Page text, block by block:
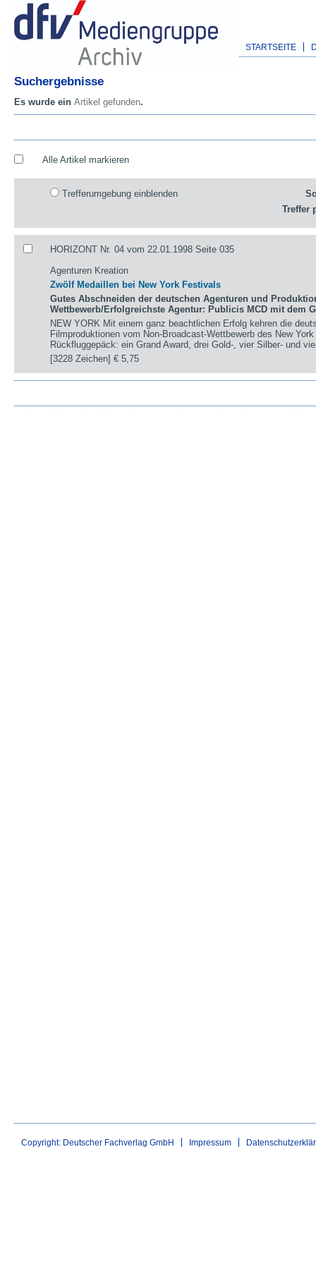
STARTSEITE
Suchergebnisse
Es wurde ein Artikel gefunden.
Alle Artikel markieren
Trefferumgebung einblenden
Treffer
HORIZONT Nr. 04 vom 22.01.1998 Seite 035
Agenturen Kreation
Zwölf Medaillen bei New York Festivals
Gutes Abschneiden der deutschen Agenturen und
Wettbewerb/Erfolgreichste Agentur: Publicis MCD mit dem
NEW YORK Mit einem ganz beachtlichen Erfolg kehren die
Filmproduktionen vom Non-Broadcast-Wettbewerb des New
Rückfluggepäck: ein Grand Award, drei Gold-, vier Silber- und
[3228 Zeichen]€ 5,75
Copyright: Deutscher Fachverlag GmbH Impressum